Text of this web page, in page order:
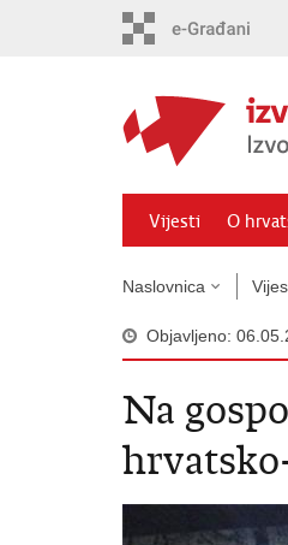
Vijesti O
Naslovnica
Objavljeno:
Na